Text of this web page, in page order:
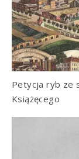
Petycja ryb ze
Książęcego